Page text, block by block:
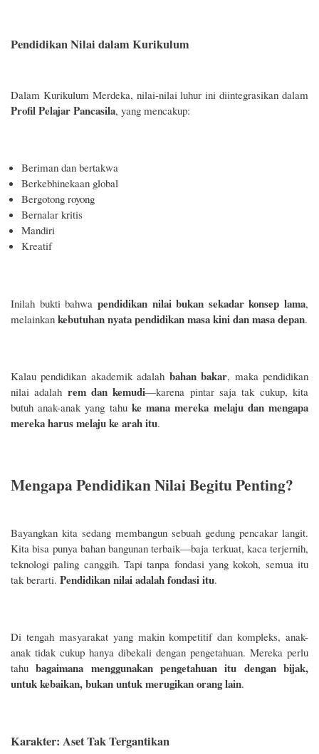
Pendidikan Nilai dalam Kurikulum
Dalam Kurikulum Merdeka, nilai-nilai luhur ini diintegrasikan dalam
Profil Pelajar Pancasila, yang mencakup:
Beriman dan bertakwa
Berkebhinekaan global
Bergotong royong
Bernalar kritis
Mandiri
Kreatif
Inilah bukti bahwa pendidikan nilai bukan sekadar konsep lama,
melainkan kebutuhan nyata pendidikan masa kini dan masa depan.
Kalau pendidikan akademik adalah bahan bakar, maka pendidikan
nilai adalah rem dan kemudi—karena pintar saja tak cukup, kita
butuh anak-anak yang tahu ke mana mereka melaju dan mengapa
mereka harus melaju ke arah itu.
Mengapa Pendidikan Nilai Begitu Penting?
Bayangkan kita sedang membangun sebuah gedung pencakar langit.
Kita bisa punya bahan bangunan terbaik—baja terkuat, kaca terjernih,
teknologi paling canggih. Tapi tanpa fondasi yang kokoh, semua itu
tak berarti. Pendidikan nilai adalah fondasi itu.
Di tengah masyarakat yang makin kompetitif dan kompleks, anak-
anak tidak cukup hanya dibekali dengan pengetahuan. Mereka perlu
tahubagaimana menggunakan pengetahuan itu dengan bijak,
untuk kebaikan, bukan untuk merugikan orang lain.
Karakter: Aset Tak Tergantikan